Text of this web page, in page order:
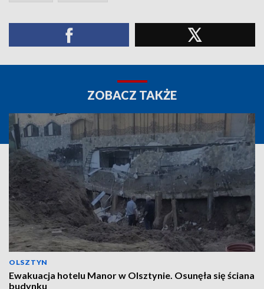
ZOBACZ TAKŻE
OLSZTYN
Ewakuacja hotelu Manor w Olsztynie. Osunęła się ściana
budynku